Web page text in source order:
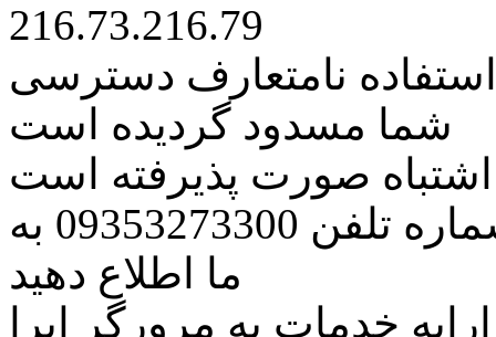
216.73.216.79
نامتعارف دسترسی
شما مسدود گردیده است
اشتباه صورت پذیرفته است
مراتب این مسئله را از طریق شماره تلفن 09353273300 به
ما اطلاع دهید
خدمات به مرورگر اپرا